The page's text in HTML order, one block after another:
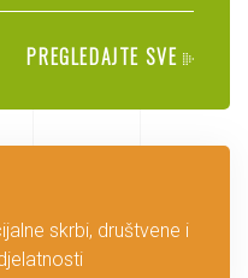
PREGLEDAJTE SVE
skrbi, društvene i